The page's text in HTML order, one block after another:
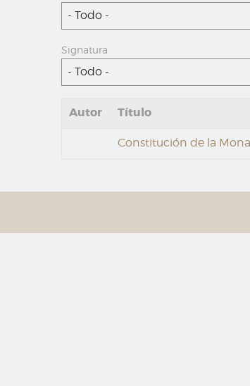
- Todo -
Signatura
- Todo -
Autor Título
Constitución de la